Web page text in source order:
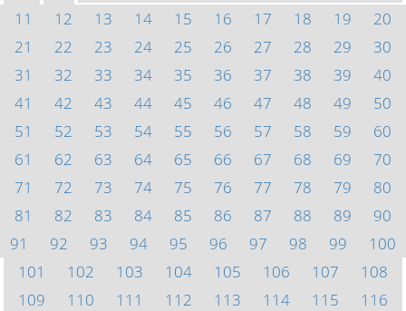
11
12 13 14 15 16 17 18 19
20
21
22 23 24 25 26 27 28 29
30
31
32 33 34 35 36 37 38 39
40
41
42 43 44 45 46 47 48 49
50
51
52 53 54 55 56 57 58 59
60
61
62 63 64 65 66 67 68 69
70
71
72 73 74 75 76 77 78 79
80
81
82 83 84 85 86 87 88 89
90
91
92 93 94 95 96 97 98 99
100
101
102 103 104 105 106 107
108
109
110 111 112 113 114 115
116